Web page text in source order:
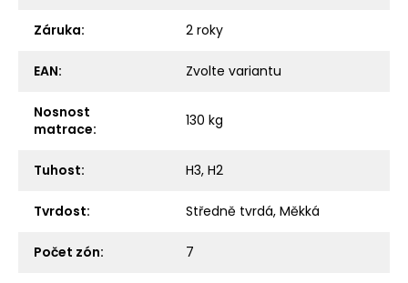
Záruka: 2 roky
EAN: Zvolte variantu
Nosnost
matrace: 130 kg
Tuhost: H3, H2
Tvrdost: Středně tvrdá, Měkká
Počet zón: 7